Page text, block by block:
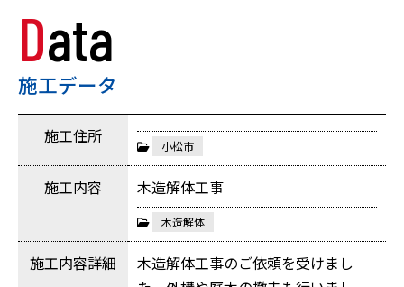
Data
施工データ
施工住所 小松市
施工内容 木造解体工事
木造解体
施工内容詳細
木造解体工事のご依頼を受けまし